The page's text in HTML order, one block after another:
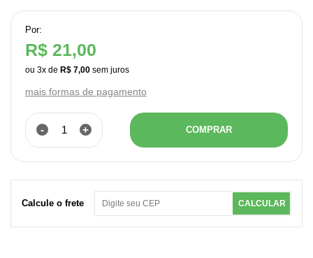
Por:
R$ 21,00
ou 3x de R$ 7,00
mais formas de pagamento
- + COMPRAR
Calcule o frete CALCULAR